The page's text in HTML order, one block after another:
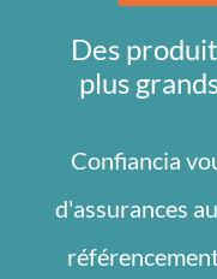
Des
plus
Confiancia
d'assurances